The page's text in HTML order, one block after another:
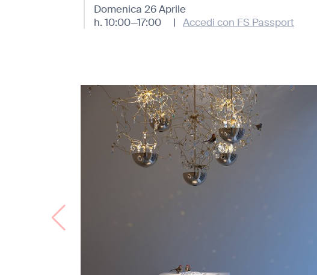
Domenica 26 Aprile
h. 10:00—17:00
| Accedi con FS Passport